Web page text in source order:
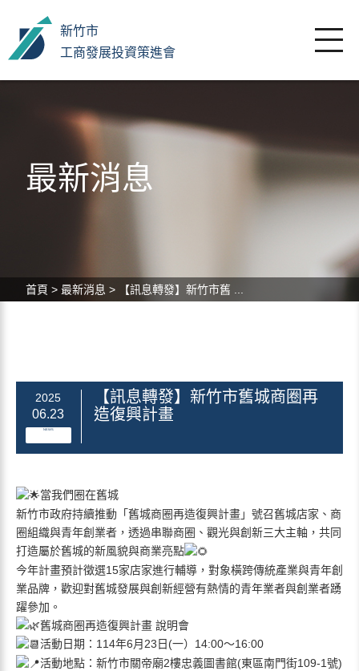
新竹市
工商發展投資策進會
最新消息
首頁 > 最新消息 > 【訊息轉發】新竹市舊 ...
2025
06.23
NEWS
【訊息轉發】新竹市舊城商圈再
造復興計畫
當我們圈在舊城
新竹市政府持續推動「舊城商圈再造復興計畫」號召舊城店家、商
圈組織與青年創業者，透過串聯商圈、觀光與創新三大主軸，共同
打造屬於舊城的新風貌與商業亮點
今年計畫預計徵選15家店家進行輔導，對象橫跨傳統產業與青年創
業品牌，歡迎對舊城發展與創新經營有熱情的青年業者與創業者踴
躍參加。
舊城商圈再造復興計畫 說明會
活動日期：114年6月23日(一）14:00～16:00
活動地點：新竹市關帝廟2樓忠義圖書館(東區南門街109-1號)